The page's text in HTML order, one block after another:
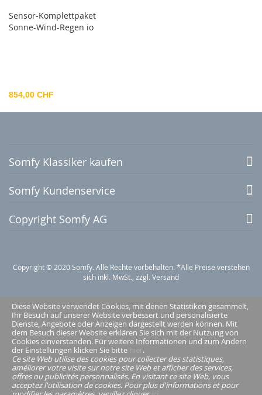
Sensor-Komplettpaket
Sonne-Wind-Regen io
854,00 CHF
Somfy Klassiker kaufen
Somfy Kundenservice
Copyright Somfy AG
Copyright © 2020 Somfy. Alle Rechte vorbehalten. *Alle Preise verstehen
sich inkl. MwSt., zzgl. Versand
Diese Website verwendet Cookies, mit denen Statistiken gesammelt,
Ihr Besuch auf unserer Website verbessert und personalisierte
Dienste, Angebote oder Anzeigen dargestellt werden können. Mit
dem Besuch dieser Website erklären Sie sich mit der Nutzung von
Cookies einverstanden. Für weitere Informationen und zum Ändern
der Einstellungen klicken Sie bitte hier .
Ce site Web utilise des cookies pour collecter des statistiques,
améliorer votre visite sur notre site Web et afficher des services,
offres ou publicités personnalisés. En visitant ce site Web, vous
acceptez l'utilisation de cookies. Pour plus d'informations et pour